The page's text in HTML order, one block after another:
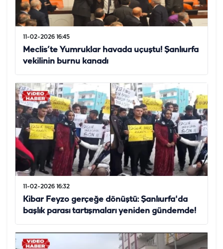
11-02-2026 16:45
Meclis’te Yumruklar havada uçuştu! Şanlıurfa
vekilinin burnu kanadı
11-02-2026 16:32
Kibar Feyzo gerçeğe dönüştü: Şanlıurfa'da
başlık parası tartışmaları yeniden gündemde!